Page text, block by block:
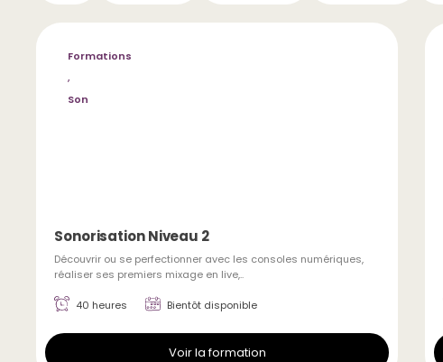
Sonorisation Niveau 2
Découvrir ou se perfectionner avec les consoles numériques,
réaliser ses premiers mixage en live,..
Formations
,
Son
40 heures Bientôt disponible
Voir la formation